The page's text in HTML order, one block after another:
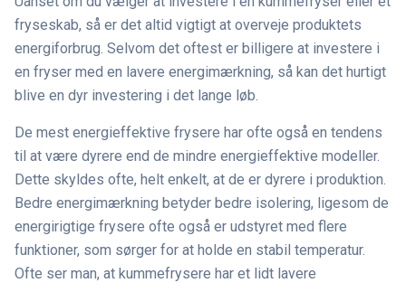
fryseskab, så er det altid vigtigt at overveje produktets
energiforbrug. Selvom det oftest er billigere at investere i
en fryser med en lavere energimærkning, så kan det hurtigt
blive en dyr investering i det lange løb.
De mest energieffektive frysere har ofte også en tendens
til at være dyrere end de mindre energieffektive modeller.
Dette skyldes ofte, helt enkelt, at de er dyrere i produktion.
Bedre energimærkning betyder bedre isolering, ligesom de
energirigtige frysere ofte også er udstyret med flere
funktioner, som sørger for at holde en stabil temperatur.
Ofte ser man, at kummefrysere har et lidt lavere